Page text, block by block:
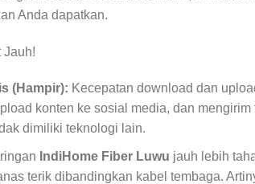
Anda dapatkan.
Jauh!
(Hampir): Kecepatan download dan
konten ke sosial media, dan
dimiliki teknologi lain.
IndiHome Fiber Luwu jauh lebih
terik dibandingkan kabel tembaga.